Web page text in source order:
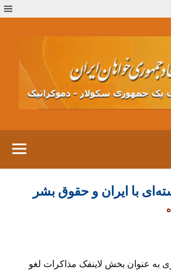
با ایران و حقوق بشر
به عنوان بخش لاینفک مذاکرات لغو